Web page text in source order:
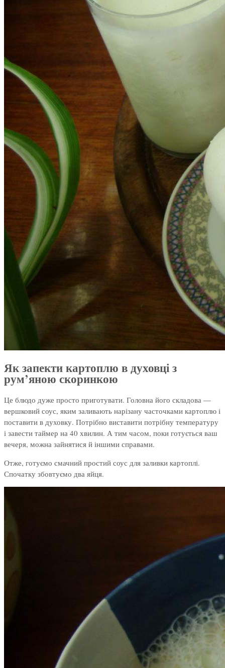
Як запекти картоплю в духовці з
рум’яною скоринкою
Це блюдо дуже просто приготувати. Головна його складова —
вершковий соус, яким заливають нарізану часточками картоплю і
поставити в духовку. Потрібно виставити потрібну температуру
і завести таймер на 40 хвилин. А тим часом, поки готується ваш
вечеря, можна зайнятися й іншими справами.
Отже, готуємо смачний простий соус для заливки картоплі.
Спочатку збовтуємо два яйця.